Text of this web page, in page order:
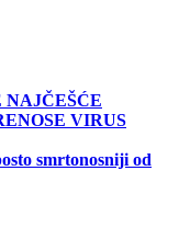
NAJČEŠĆE
VIRUS
smrtonosniji od